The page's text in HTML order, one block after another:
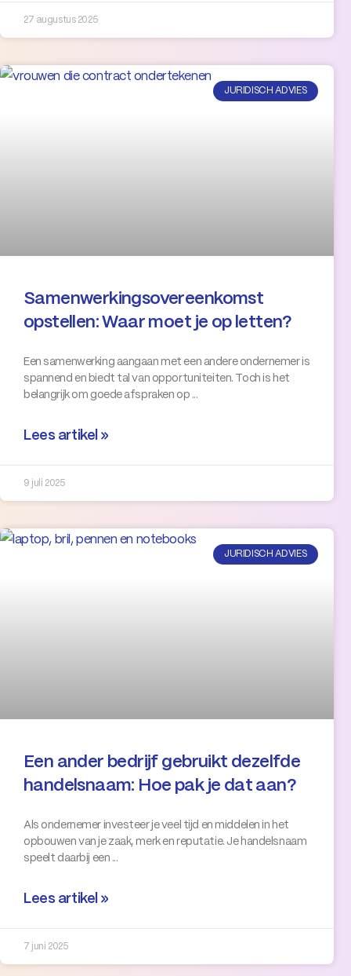
27 augustus 2025
JURIDISCH ADVIES
Samenwerkingsovereenkomst
opstellen: Waar moet je op letten?
Een samenwerking aangaan met een andere ondernemer is
spannend en biedt tal van opportuniteiten. Toch is het
belangrijk om goede afspraken op
Lees artikel »
9 juli 2025
JURIDISCH ADVIES
Een ander bedrijf gebruikt dezelfde
handelsnaam: Hoe pak je dat aan?
Als ondernemer investeer je veel tijd en middelen in het
opbouwen van je zaak, merk en reputatie. Je handelsnaam
speelt daarbij een
Lees artikel »
7 juni 2025